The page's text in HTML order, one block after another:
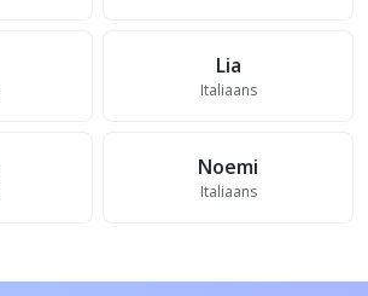
Lia
Italiaans
Noemi
Italiaans